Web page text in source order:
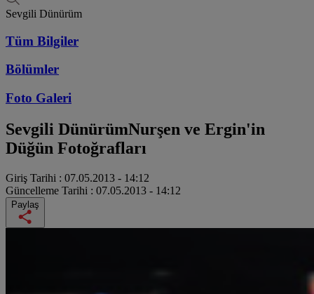
Sevgili Dünürüm
Tüm Bilgiler
Bölümler
Foto Galeri
Sevgili DünürümNurşen ve Ergin'in
Düğün Fotoğrafları
Giriş Tarihi : 07.05.2013 - 14:12
Güncelleme Tarihi : 07.05.2013 - 14:12
Paylaş